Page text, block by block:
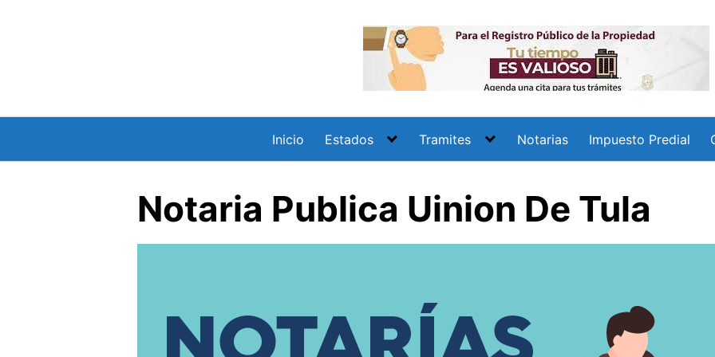
Inicio Estados Tramites Notarias Impuesto Predial
Notaria Publica Uinion De Tula